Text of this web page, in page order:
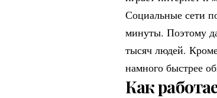
Социальные сети
минуты. Поэтому
тысяч людей.
намного быстрее
Как